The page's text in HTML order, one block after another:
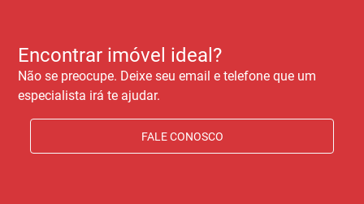
Encontrar imóvel ideal?
Não se preocupe. Deixe seu email e telefone que um
especialista irá te ajudar.
FALE CONOSCO